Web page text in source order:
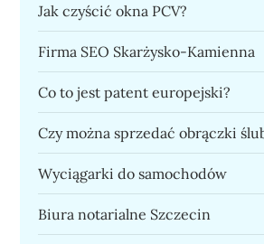
Jak czyścić okna PCV?
Firma SEO Skarżysko-Kamienna
Co to jest patent europejski?
Czy można sprzedać obrączki
Wyciągarki do samochodów
Biura notarialne Szczecin